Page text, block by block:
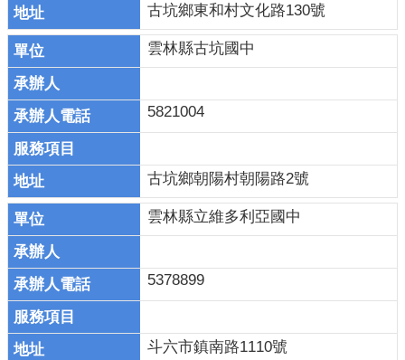
回
首
頁
雲
林
縣
政
府
雲
林
縣
政
府
社
會
古坑鄉東和村文化路130號
雲林縣古坑國中
5821004
古坑鄉朝陽村朝陽路2號
雲林縣立維多利亞國中
5378899
斗六市鎮南路1110號